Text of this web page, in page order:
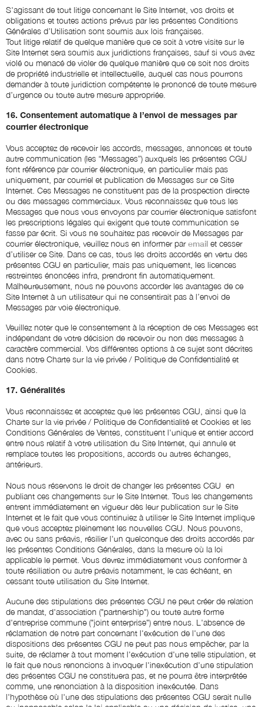
S'agissant de tout litige concernant le Site Internet, vos droits et
obligations et toutes actions prévus par les présentes Conditions
Générales d’Utilisation sont soumis aux lois françaises.
Tout litige relatif de quelque manière que ce soit à votre visite sur le
Site Internet sera soumis aux juridictions françaises, sauf si vous avez
violé ou menacé de violer de quelque manière que ce soit nos droits
de propriété industrielle et intellectuelle, auquel cas nous pourrons
demander à toute juridiction compétente le prononcé de toute mesure
d’urgence ou toute autre mesure appropriée.
16. Consentement automatique à l’envoi de messages par
courrier électronique
Vous acceptez de recevoir les accords, messages, annonces et toute
autre communication (les “Messages”) auxquels les présentes CGU
font référence par courrier électronique, en particulier mais pas
uniquement, par courriel et publication de Messages sur ce Site
Internet. Ces Messages ne constituent pas de la prospection directe
ou des messages commerciaux. Vous reconnaissez que tous les
Messages que nous vous envoyons par courrier électronique satisfont
les prescriptions légales qui exigent que toute communication se
fasse par écrit. Si vous ne souhaitez pas recevoir de Messages par
courrier électronique, veuillez nous en informer paremail et cesser
d’utiliser ce Site. Dans ce cas, tous les droits accordés en vertu des
présentes CGU en particulier, mais pas uniquement, les licences
restreintes énoncées infra, prendront fin automatiquement.
Malheureusement, nous ne pouvons accorder les avantages de ce
Site Internet à un utilisateur qui ne consentirait pas à l’envoi de
Messages par voie électronique.
Veuillez noter que le consentement à la réception de ces Messages est
indépendant de votre décision de recevoir ou non des messages à
caractère commercial. Vos différentes options à ce sujet sont décrites
dans notre Charte sur la vie privée / Politique de Confidentialité et
Cookies.
17. Généralités
Vous reconnaissez et acceptez que les présentes CGU, ainsi que la
Charte sur la vie privée / Politique de Confidentialité et Cookies et les
Conditions Générales de Ventes, constituent l'unique et entier accord
entre nous relatif à votre utilisation du Site Internet, qui annule et
remplace toutes les propositions, accords ou autres échanges,
antérieurs.
Nous nous réservons le droit de changer les présentes CGU en
publiant ces changements sur le Site Internet. Tous les changements
entrent immédiatement en vigueur dès leur publication sur le Site
Internet et le fait que vous continuiez à utiliser le Site Internet implique
que vous acceptez pleinement les nouvelles CGU. Nous pouvons,
avec ou sans préavis, résilier l'un quelconque des droits accordés par
les présentes Conditions Générales, dans la mesure où la loi
applicable le permet. Vous devrez immédiatement vous conformer à
toute résiliation ou autre préavis notamment, le cas échéant, en
cessant toute utilisation du Site Internet.
Aucune des stipulations des présentes CGU ne peut créer de relation
de mandat, d'association ("partnership") ou toute autre forme
d'entreprise commune ("joint enterprise") entre nous. L'absence de
réclamation de notre part concernant l'exécution de l'une des
dispositions des présentes CGU ne peut pas nous empêcher, par la
suite, de réclamer à tout moment l'exécution d'une telle stipulation, et
le fait que nous renoncions à invoquer l'inexécution d'une stipulation
des présentes CGU ne constituera pas, et ne pourra être interprétée
comme, une renonciation à la disposition inexécutée. Dans
l'hypothèse où l'une des stipulations des présentes CGU serait nulle